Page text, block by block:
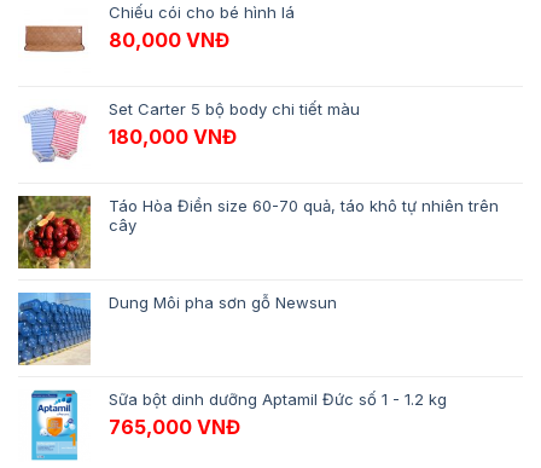
Chiếu cói cho bé hình lá
80,000 VNĐ
Set Carter 5 bộ body chi tiết màu
180,000 VNĐ
Táo Hòa Điền size 60-70 quả, táo khô tự nhiên trên
cây
Dung Môi pha sơn gỗ Newsun
Sữa bột dinh dưỡng Aptamil Đức số 1 - 1.2 kg
765,000 VNĐ